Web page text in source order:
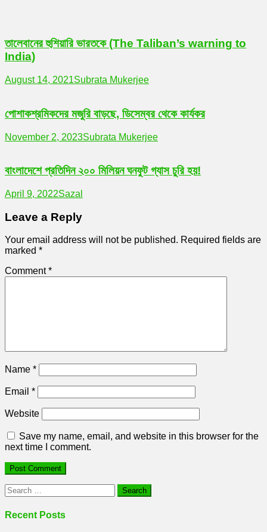
তালেবানের হুশিয়ারি ভারতকে (The Taliban’s warning to
India)
August 14, 2021Subrata Mukerjee
পোশাকশ্রমিকদের মজুরি বাড়ছে, ডিসেম্বর থেকে কার্যকর
November 2, 2023Subrata Mukerjee
বাংলাদেশে প্রতিদিন ২০০ মিলিয়ন ঘনফুট গ্যাস চুরি হয়!
April 9, 2022Sazal
Leave a Reply
Your email address will not be published. Required fields are
marked *
Comment*
Name *
Email *
Website
Save my name, email, and website in this browser for the
next time I comment.
Search
for:
Recent Posts